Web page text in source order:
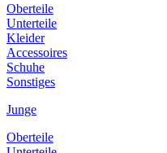
Oberteile
Unterteile
Kleider
Accessoires
Schuhe
Sonstiges
Junge
Oberteile